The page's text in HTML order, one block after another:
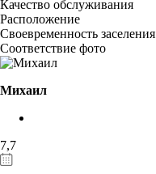
Качество обслуживания
Расположение
Своевременность заселения
Соответствие фото
Михаил
7,7